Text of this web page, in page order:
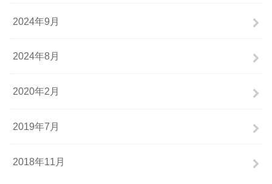
2024年9月
2024年8月
2020年2月
2019年7月
2018年11月